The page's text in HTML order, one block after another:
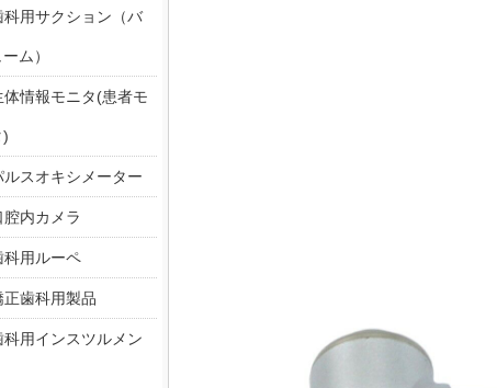
科用サクション（バ
ム）
体情報モニタ(患者モ
)
ルスオキシメーター
腔内カメラ
科用ルーペ
正歯科用製品
科用インスツルメン